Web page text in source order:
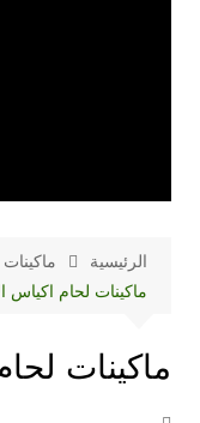
الرئيسية
ماكينات لحام اكياس
ماكينات